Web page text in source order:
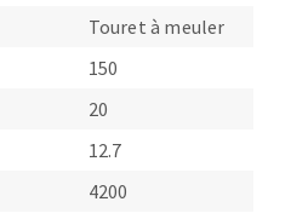
Touret à meuler
150
20
12.7
4200